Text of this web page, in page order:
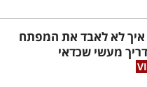
איך לא לאבד את המפתח
מעשי שכדאי